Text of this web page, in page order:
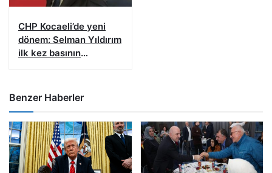
CHP Kocaeli’de yeni
dönem: Selman Yıldırım
ilk kez basının
Benzer Haberler